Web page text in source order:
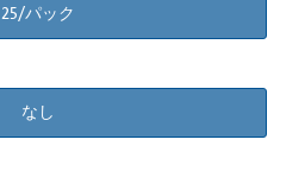
25/パック
なし